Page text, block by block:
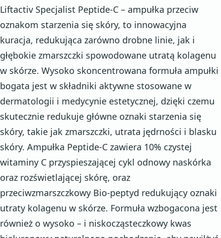
Liftactiv Specjalist Peptide-C – ampułka przeciw
oznakom starzenia się skóry, to innowacyjna
kuracja, redukująca zarówno drobne linie, jak i
głębokie zmarszczki spowodowane utratą kolagenu
w skórze. Wysoko skoncentrowana formuła ampułki
bogata jest w składniki aktywne stosowane w
dermatologii i medycynie estetycznej, dzięki czemu
skutecznie redukuje główne oznaki starzenia się
skóry, takie jak zmarszczki, utrata jędrności i blasku
skóry. Ampułka Peptide-C zawiera 10% czystej
witaminy C przyspieszającej cykl odnowy naskórka
oraz rozświetlającej skórę, oraz
przeciwzmarszczkowy Bio-peptyd redukujący oznaki
utraty kolagenu w skórze. Formuła wzbogacona jest
również o wysoko – i niskocząsteczkowy kwas